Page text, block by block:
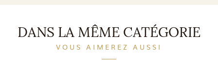
DANS LA MÊME CATÉGORIE
VOUS AIMEREZ AUSSI